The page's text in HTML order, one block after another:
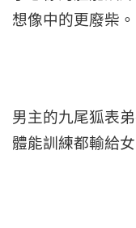
想像中的更廢柴。
男主的九尾狐表
體能訓練都輸給